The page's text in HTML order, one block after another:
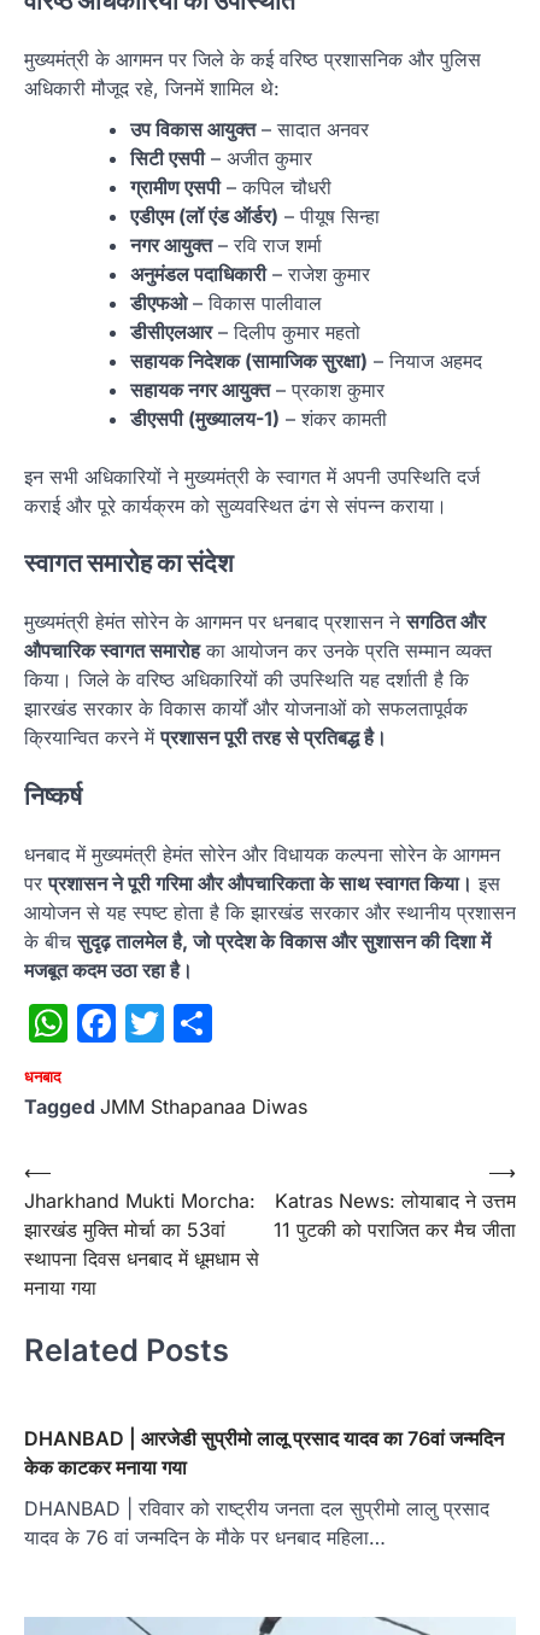
मुख्यमंत्री के आगमन पर जिले के कई वरिष्ठ प्रशासनिक और पुलिस
अधिकारी मौजूद रहे, जिनमें शामिल थे:
उप विकास आयुक्त– सादात अनवर
सिटी एसपी– अजीत कुमार
ग्रामीण एसपी– कपिल चौधरी
एडीएम (लॉ एंड ऑर्डर) – पीयूष सिन्हा
नगर आयुक्त– रवि राज शर्मा
अनुमंडल पदाधिकारी– राजेश कुमार
डीएफओ– विकास पालीवाल
डीसीएलआर– दिलीप कुमार महतो
सहायक निदेशक (सामाजिक सुरक्षा) – नियाज अहमद
सहायक नगर आयुक्त– प्रकाश कुमार
डीएसपी (मुख्यालय-1) – शंकर कामती
इन सभी अधिकारियों ने मुख्यमंत्री के स्वागत में अपनी उपस्थिति दर्ज
कराई और पूरे कार्यक्रम को सुव्यवस्थित ढंग से संपन्न कराया।
स्वागत समारोह का संदेश
मुख्यमंत्री हेमंत सोरेन के आगमन पर धनबाद प्रशासन नेसगठित और
औपचारिक स्वागत समारोहका आयोजन कर उनके प्रति सम्मान व्यक्त
किया। जिले के वरिष्ठ अधिकारियों की उपस्थिति यह दर्शाती है कि
झारखंड सरकार के विकास कार्यों और योजनाओं को सफलतापूर्वक
क्रियान्वित करने मेंप्रशासन पूरी तरह से प्रतिबद्ध है।
निष्कर्ष
धनबाद में मुख्यमंत्री हेमंत सोरेन और विधायक कल्पना सोरेन के आगमन
परप्रशासन ने पूरी गरिमा और औपचारिकता के साथ स्वागत किया। इस
आयोजन से यह स्पष्ट होता है कि झारखंड सरकार और स्थानीय प्रशासन
के बीचसुदृढ़ तालमेल है, जो प्रदेश के विकास और सुशासन की दिशा में
मजबूत कदम उठा रहा है।
WhatsApp
Facebook
Twitter
धनबाद
Tagged JMM Sthapanaa Diwas
Post
navigation
⟵
Jharkhand Mukti Morcha:
झारखंड मुक्ति मोर्चा का 53वां
स्थापना दिवस धनबाद में धूमधाम से
मनाया गया
Katras News: लोयाबाद ने उत्तम
11 पुटकी को पराजित कर मैच जीता
⟶
Related Posts
DHANBAD | आरजेडी सुप्रीमो लालू प्रसाद यादव का 76वां जन्मदिन
केक काटकर मनाया गया
DHANBAD | रविवार को राष्ट्रीय जनता दल सुप्रीमो लालु प्रसाद
यादव के 76 वां जन्मदिन के मौके पर धनबाद महिला…